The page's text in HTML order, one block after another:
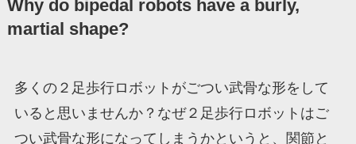
Why do bipedal robots have a burly,
martial shape?
多くの２足歩行ロボットがごつい武骨な形をして
いると思いませんか？なぜ２足歩行ロボットはご
つい武骨な形になってしまうかというと、関節と